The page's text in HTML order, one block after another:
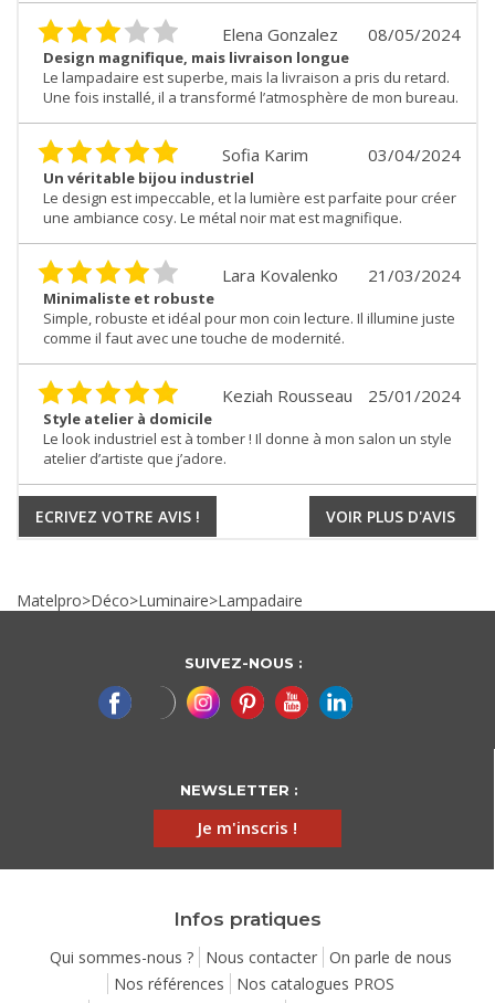
08/05/2024
Elena Gonzalez
Design magnifique, mais livraison longue
Le lampadaire est superbe, mais la livraison a pris du retard.
Une fois installé, il a transformé l’atmosphère de mon bureau.
03/04/2024
Sofia Karim
Un véritable bijou industriel
Le design est impeccable, et la lumière est parfaite pour créer
une ambiance cosy. Le métal noir mat est magnifique.
21/03/2024
Lara Kovalenko
Minimaliste et robuste
Simple, robuste et idéal pour mon coin lecture. Il illumine juste
comme il faut avec une touche de modernité.
25/01/2024
Keziah Rousseau
Style atelier à domicile
Le look industriel est à tomber ! Il donne à mon salon un style
atelier d’artiste que j’adore.
ECRIVEZ VOTRE AVIS ! VOIR PLUS D'AVIS
Matelpro>Déco>Luminaire>Lampadaire
SUIVEZ-NOUS :
NEWSLETTER :
Je m'inscris !
Infos pratiques
Qui sommes-nous ? Nous contacter
On parle de nous
Nos références
Nos catalogues PROS